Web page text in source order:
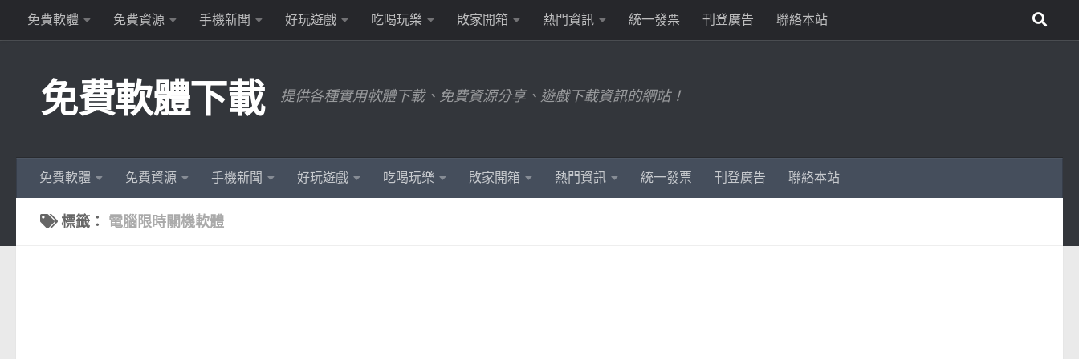
Skip to content
免費軟體 免費資源 手機新聞 好玩遊戲 吃喝玩樂 敗家開箱 熱門資訊 統一發票 刊登廣告 聯絡本站
免費軟體下載 提供各種實用軟體下載、免費資源分享、遊戲下載資訊的網站！
免費軟體 免費資源 手機新聞 好玩遊戲 吃喝玩樂 敗家開箱 熱門資訊 統一發票 刊登廣告 聯絡本站
標籤： 電腦限時關機軟體